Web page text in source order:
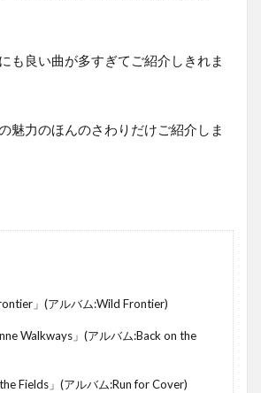
も良い曲が多すぎてご紹介しきれま
魅力のほんのさわりだけご紹介しま
」(アルバム:Wild Frontier)
Walkways」(アルバム:Back on the
Fields」(アルバム:Run for Cover)